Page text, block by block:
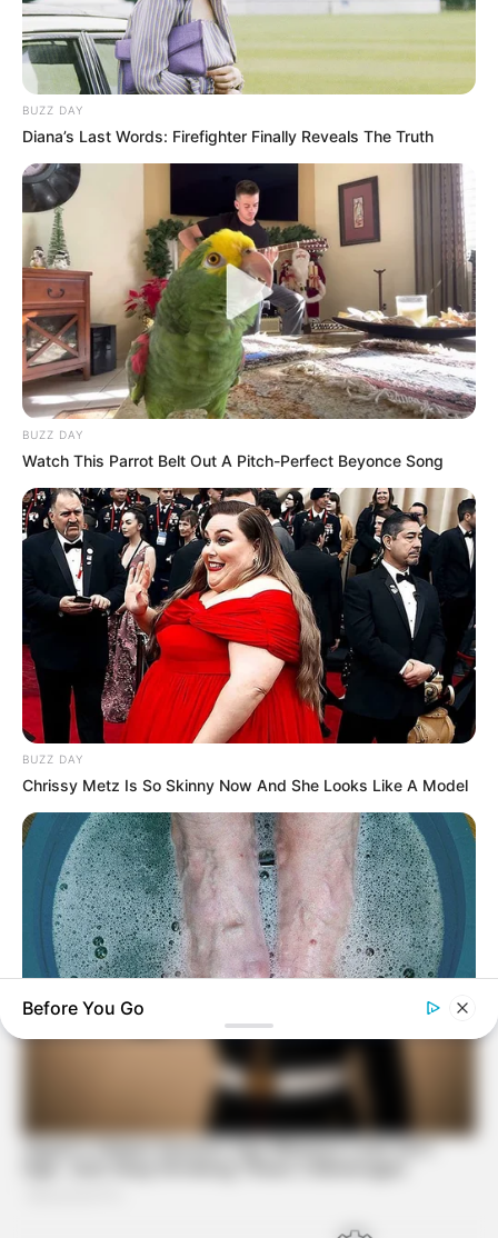
BUZZ DAY
Diana’s Last Words: Firefighter Finally Reveals The Truth
BUZZ DAY
Watch This Parrot Belt Out A Pitch-Perfect Beyonce Song
BUZZ DAY
Chrissy Metz Is So Skinny Now And She Looks Like A Model
What Happens After A Vinegar Foot Soak
Before You Go